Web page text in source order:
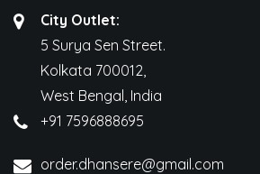
City Outlet:
5 Surya Sen Street.
Kolkata 700012,
West Bengal, India
+91 7596888695
order.dhansere@gmail.com